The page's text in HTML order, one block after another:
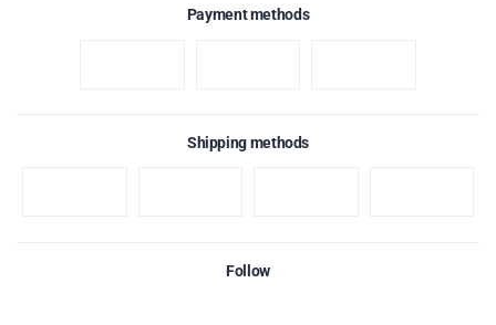
Payment methods
Shipping methods
Follow